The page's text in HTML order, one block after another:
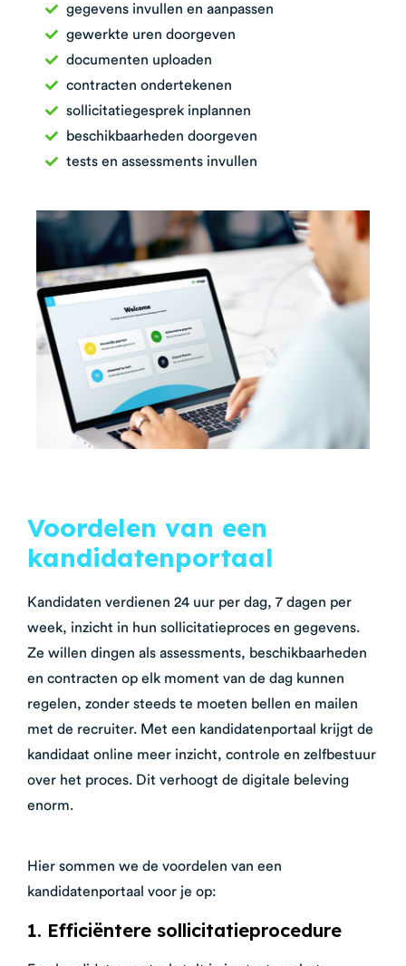
gegevens invullen en aanpassen
gewerkte uren doorgeven
documenten uploaden
contracten ondertekenen
sollicitatiegesprek inplannen
beschikbaarheden doorgeven
tests en assessments invullen
Voordelen van een
kandidatenportaal
Kandidaten verdienen 24 uur per dag, 7 dagen per
week, inzicht in hun sollicitatieproces en gegevens.
Ze willen dingen als assessments, beschikbaarheden
en contracten op elk moment van de dag kunnen
regelen, zonder steeds te moeten bellen en mailen
met de recruiter. Met een kandidatenportaal krijgt de
kandidaat online meer inzicht, controle en zelfbestuur
over het proces. Dit verhoogt de digitale beleving
enorm.
Hier sommen we de voordelen van een
kandidatenportaal voor je op:
1. Efficiëntere sollicitatieprocedure